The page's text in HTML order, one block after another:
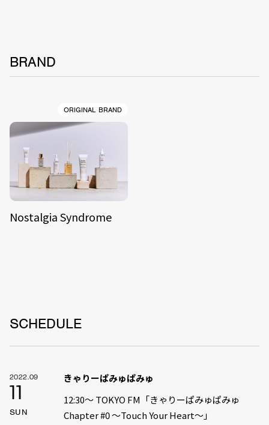
BRAND
ORIGINAL BRAND
Nostalgia Syndrome
SCHEDULE
2022.09
11
SUN
きゃりーぱみゅぱみゅ
12:30〜 TOKYO FM「きゃりーぱみゅぱみゅ
Chapter #0 〜Touch Your Heart〜」